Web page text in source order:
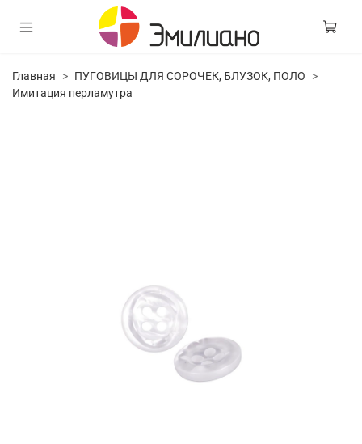
Главная
ПУГОВИЦЫ ДЛЯ СОРОЧЕК, БЛУЗОК, ПОЛО
Имитация перламутра